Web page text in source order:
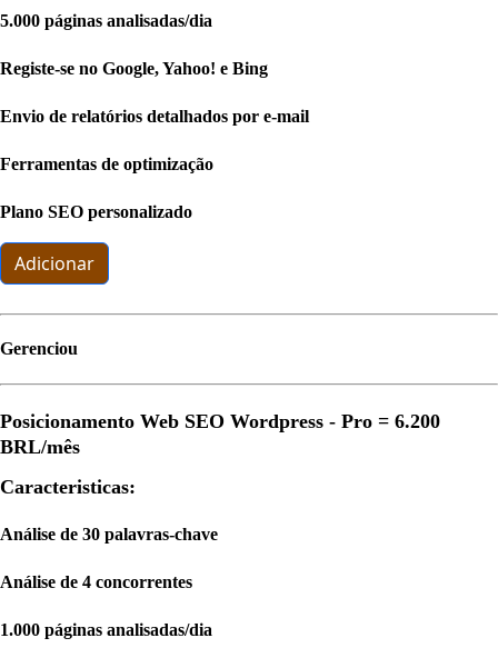
5.000 páginas analisadas/dia
Registe-se no Google, Yahoo! e Bing
Envio de relatórios detalhados por e-mail
Ferramentas de optimização
Plano SEO personalizado
Adicionar
Gerenciou
Posicionamento Web SEO Wordpress - Pro = 6.200
BRL/mês
Caracteristicas:
Análise de 30 palavras-chave
Análise de 4 concorrentes
1.000 páginas analisadas/dia